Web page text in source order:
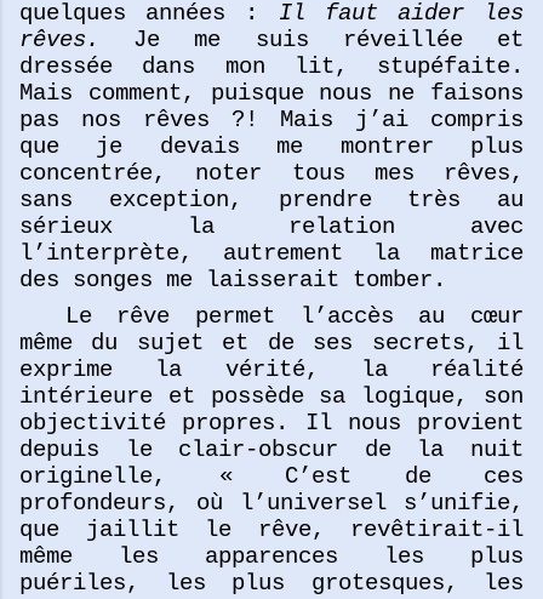
quelques années : Il faut aider les
rêves.
Je me suis réveillée et
dressée dans mon lit, stupéfaite.
Mais comment, puisque nous ne faisons
pas nos rêves ?! Mais j’ai compris
que je devais me montrer plus
concentrée, noter tous mes rêves,
sans exception, prendre très au
sérieux la relation avec
l’interprète, autrement la matrice
des songes me laisserait tomber.
Le rêve permet l’accès au cœur
même du sujet et de ses secrets, il
exprime la vérité, la réalité
intérieure et possède sa logique, son
objectivité propres. Il nous provient
depuis le clair-obscur de la nuit
originelle, « C’est de ces
profondeurs, où l’universel s’unifie,
que jaillit le rêve, revêtirait-il
même les apparences les plus
puériles, les plus grotesques, les